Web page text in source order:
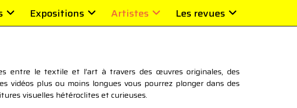
Expositions Artistes Les revues
entre le textile et l’art à travers des œuvres originales, des
vidéos plus ou moins longues vous pourrez plonger dans des
visuelles hétéroclites et curieuses.